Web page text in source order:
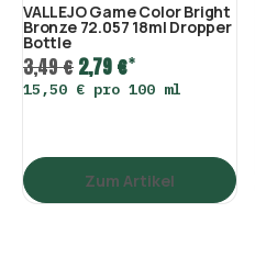
VALLEJO Game Color Bright
Bronze 72.057 18ml Dropper
Bottle
3,49 €2,79 €*
15,50 € pro 100 ml
Zum Artikel